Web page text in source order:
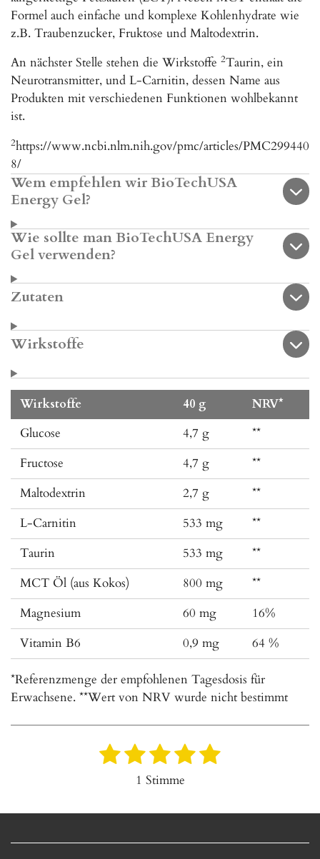
Formel auch einfache und komplexe Kohlenhydrate wie
z.B. Traubenzucker, Fruktose und Maltodextrin.
An nächster Stelle stehen die Wirkstoffe 2Taurin, ein
Neurotransmitter, und L-Carnitin, dessen Name aus
Produkten mit verschiedenen Funktionen wohlbekannt
ist.
2https://www.ncbi.nlm.nih.gov/pmc/articles/PMC299440
8/
Wem empfehlen wir BioTechUSA
Energy Gel?
Wie sollte man BioTechUSA Energy
Gel verwenden?
Zutaten
Wirkstoffe
Wirkstoffe 40 g
NRV*
Glucose
4,7 g
**
Fructose
4,7 g
**
Maltodextrin
2,7 g
**
L-Carnitin
533 mg
**
Taurin
533 mg
**
MCT Öl (aus Kokos)
800 mg
**
Magnesium
60 mg
16%
Vitamin B6
0,9 mg 64 %
*Referenzmenge der empfohlenen Tagesdosis für
Erwachsene. **Wert von NRV wurde nicht bestimmt
t
1
e
r
2
e
r
3
S
e
r
4
S
e
r
5
e
r
r
u
1 Stimme